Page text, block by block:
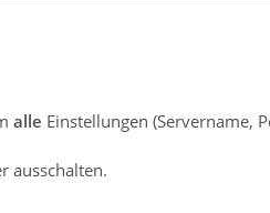
alle Einstellungen (Servername,
ausschalten.